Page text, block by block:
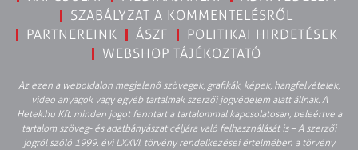
SZABÁLYZAT A KOMMENTELÉSRŐL
PARTNEREINK
ÁSZF
POLITIKAI HIRDETÉSEK
WEBSHOP TÁJÉKOZTATÓ
Az ezen a weboldalon megjelenő szövegek, grafikák, képek, hangfelvételek,
video anyagok vagy egyéb tartalmak szerzői jogvédelem alatt állnak. A
Hetek.hu Kft. minden jogot fenntart a tartalommal kapcsolatosan, beleértve a
tartalom szöveg- és adatbányászat céljára való felhasználását is – A szerzői
jogról szóló 1999. évi LXXVI. törvény rendelkezései értelmében a törvény